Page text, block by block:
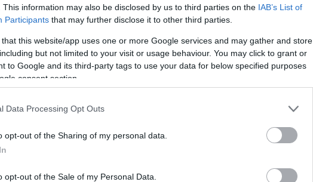
This information may also be disclosed by us to third parties on the IAB’s List of
Participants that may further disclose it to other third parties.
that this website/app uses one or more Google services and may gather and store
but not limited to your visit or usage behaviour. You may click to grant or
to Google and its third-party tags to use your data for below specified purposes
consent section.
Data Processing Opt Outs
opt-out of the Sharing of my personal data.
opt-out of the Sale of my Personal Data.
del corridore e per la sua squadra,
e strategia sull’intero percorso.
per la classifica
stagionale: il successo ha
il vantaggio sugli avversari e di
definito dagli addetti come tecnico
vincitore in salita e nel tratto finale in
progressione decisa.